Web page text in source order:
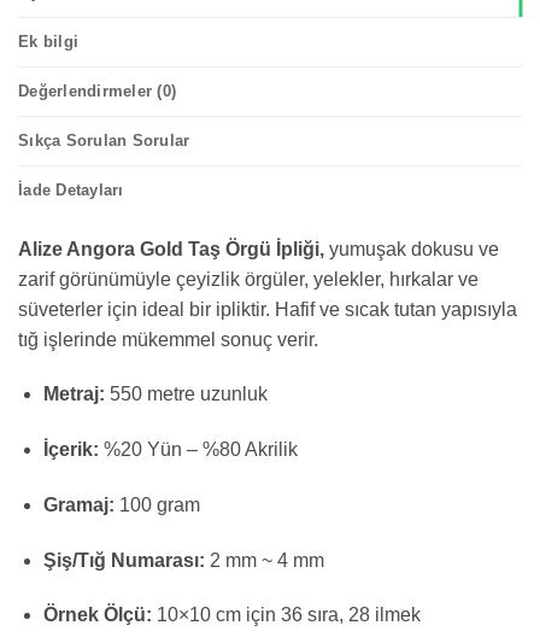
Ek bilgi
Değerlendirmeler (0)
Sıkça Sorulan Sorular
İade Detayları
Alize Angora Gold Taş Örgü İpliği, yumuşak dokusu ve
zarif görünümüyle çeyizlik örgüler, yelekler, hırkalar ve
süveterler için ideal bir ipliktir. Hafif ve sıcak tutan yapısıyla
tığ işlerinde mükemmel sonuç verir.
Metraj: 550 metre uzunluk
İçerik: %20 Yün – %80 Akrilik
Gramaj: 100 gram
Şiş/Tığ Numarası: 2 mm ~ 4 mm
Örnek Ölçü: 10×10 cm için 36 sıra, 28 ilmek